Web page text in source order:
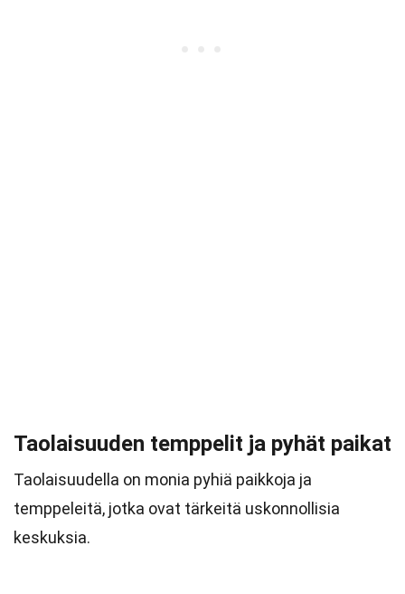
Taolaisuuden temppelit ja pyhät paikat
Taolaisuudella on monia pyhiä paikkoja ja
temppeleitä, jotka ovat tärkeitä uskonnollisia
keskuksia.